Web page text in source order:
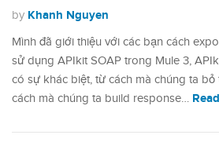
by Khanh Nguyen
Mình đã giới thiệu với các bạn cách
sử dụng APIkit SOAP trong Mule 3,
có sự khác biệt, từ cách mà chúng ta bỏ
cách mà chúng ta build response…